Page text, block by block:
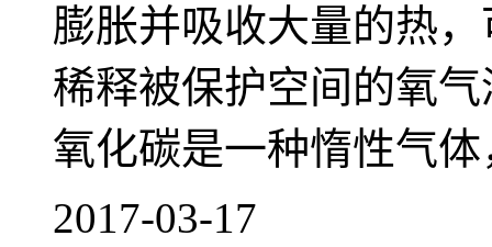
膨胀并吸收大量的热
稀释被保护空间的氧
氧化碳是一种惰性气体
2017-03-17